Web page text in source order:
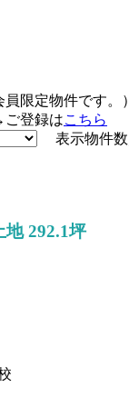
員限定物件です。）
登録はこちら
表示物件数
292.1坪